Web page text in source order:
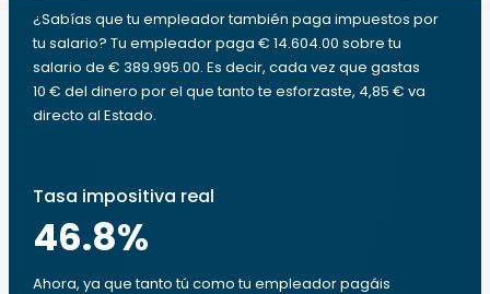
¿Sabías que tu empleador también paga impuestos por
tu salario? Tu empleador paga € 14.604.00 sobre tu
salario de € 389.995.00. Es decir, cada vez que gastas
10 € del dinero por el que tanto te esforzaste, 4,85 € va
directo al Estado.
Tasa impositiva real
46.8%
Ahora, ya que tanto tú como tu empleador pagáis